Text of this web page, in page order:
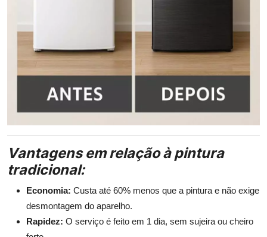
Vantagens em relação à pintura
tradicional:
Economia: Custa até 60% menos que a pintura e não exige
desmontagem do aparelho.
Rapidez: O serviço é feito em 1 dia, sem sujeira ou cheiro